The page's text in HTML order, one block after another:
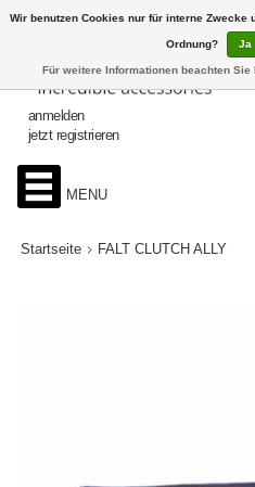
anmelden
jetzt registrieren
MENU
Startseite FALT CLUTCH ALLY
Wir benutzen Cookies nur für interne Zwecke
Ordnung? Ja
Für weitere Informationen beachten